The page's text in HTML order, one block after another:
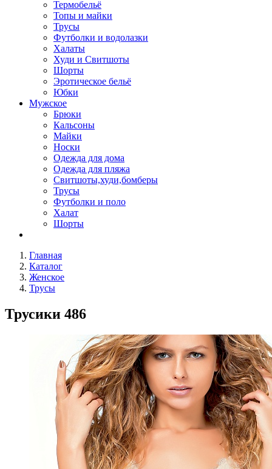
Термобельё
Топы и майки
Трусы
Футболки и водолазки
Халаты
Худи и Свитшоты
Шорты
Эротическое бельё
Юбки
Мужское
Брюки
Кальсоны
Майки
Носки
Одежда для дома
Одежда для пляжа
Свитшоты,худи,бомберы
Трусы
Футболки и поло
Халат
Шорты
Главная
Каталог
Женское
Трусы
Трусики 486